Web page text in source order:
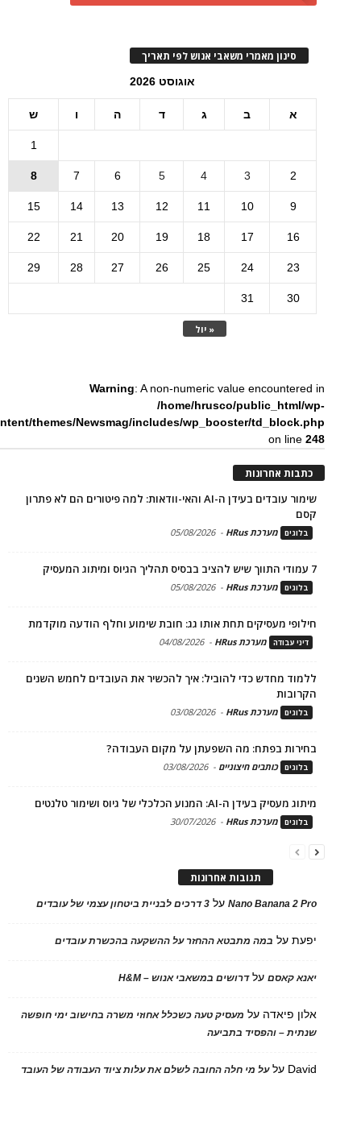
סינון מאמרי משאבי אנוש לפי תאריך
אוגוסט 2026
א ב ג ד ה ו ש
« יול
1
2
3
4
5
6
7
8
9
10
11
12
13
14
15
16
17
18
19
20
21
22
23
24
25
26
27
28
29
30
31
Warning: A non-numeric value encountered in
/home/hrusco/public_html/wp-
themes/Newsmag/includes/wp_booster/td_block.php
on line248
כתבות אחרונות
שימור עובדים בעידן ה-AI והאי-וודאות: למה פיטורים הם לא פתרון
קסם
בלוגים מערכת HRus -
05/08/2026
7 עמודי התווך שיש להציב בבסיס תהליך הגיוס ומיתוג המעסיק
בלוגים מערכת HRus -
05/08/2026
חילופי מעסיקים תחת אותו גג: חובת שימוע וחלף הודעה מוקדמת
דיני עבודה מערכת HRus -
04/08/2026
ללמוד מחדש כדי להוביל: איך להכשיר את העובדים לחמש השנים
הקרובות
בלוגים מערכת HRus -
03/08/2026
בחירות בפתח: מה השפעתן על מקום העבודה?
בלוגים כותבים חיצוניים -
03/08/2026
מיתוג מעסיק בעידן ה-AI: המנוע הכלכלי של גיוס ושימור טלנטים
בלוגים מערכת HRus -
30/07/2026
תגובות אחרונות
Nano Banana 2 Proעל 3 דרכים לבניית ביטחון עצמי של עובדים
יפעתעל במה מתבטא ההחזר על ההשקעה בהכשרת עובדים
יאנא קאסםעלדרושים במשאבי אנוש – H&M
אלון פיאדה על מעסיק טעה כשכלל אחוזי משרה בחישוב ימי חופשה
שנתית – והפסיד בתביעה
David עלעל מי חלה החובה לשלם את עלות ציוד העבודה של העובד